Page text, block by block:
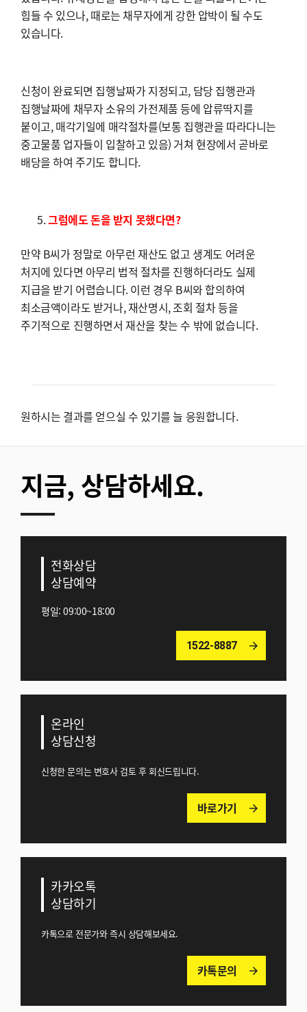
힘들 수 있으나, 때로는 채무자에게 강한 압박이 될 수도
있습니다.
신청이 완료되면 집행날짜가 지정되고, 담당 집행관과
집행날짜에 채무자 소유의 가전제품 등에 압류딱지를
붙이고, 매각기일에 매각절차를(보통 집행관을 따라다니는
중고물품 업자들이 입찰하고 있음) 거쳐 현장에서 곧바로
배당을 하여 주기도 합니다.
그럼에도 돈을 받지 못했다면?
만약 B씨가 정말로 아무런 재산도 없고 생계도 어려운
처지에 있다면 아무리 법적 절차를 진행하더라도 실제
지급을 받기 어렵습니다. 이런 경우 B씨와 합의하여
최소금액이라도 받거나, 재산명시, 조회 절차 등을
주기적으로 진행하면서 재산을 찾는 수 밖에 없습니다.
원하시는 결과를 얻으실 수 있기를 늘 응원합니다.
지금, 상담하세요.
전화상담
상담예약
평일: 09:00~18:00
1522-8887 arrow_forward
온라인
상담신청
신청한 문의는 변호사 검토 후 회신드립니다.
바로가기 arrow_forward
카카오톡
상담하기
카톡으로 전문가와 즉시 상담해보세요.
카톡문의 arrow_forward